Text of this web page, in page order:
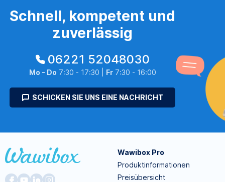
Schnell, kompetent und
zuverlässig
06221 52048030
Mo - Do 7:30 - 17:30 | Fr7:30 - 16:00
SCHICKEN SIE UNS EINE NACHRICHT
Wawibox Pro
Produktinformationen
Preisübersicht